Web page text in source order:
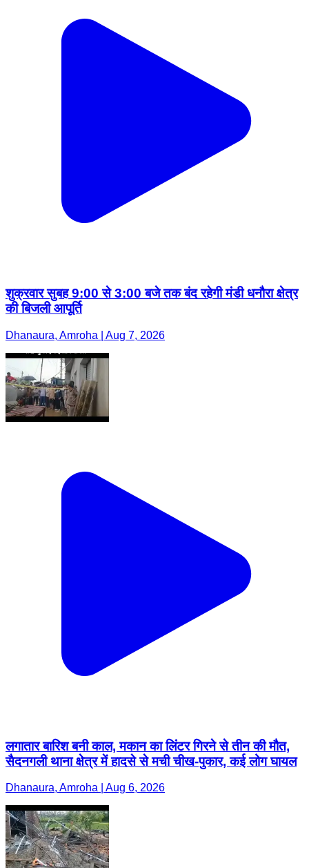
शुक्रवार सुबह 9:00 से 3:00 बजे तक बंद रहेगी मंडी धनौरा क्षेत्र
की बिजली आपूर्ति
Dhanaura, Amroha | Aug 7, 2026
लगातार बारिश बनी काल, मकान का लिंटर गिरने से तीन की मौत,
सैदनगली थाना क्षेत्र में हादसे से मची चीख-पुकार, कई लोग घायल
Dhanaura, Amroha | Aug 6, 2026